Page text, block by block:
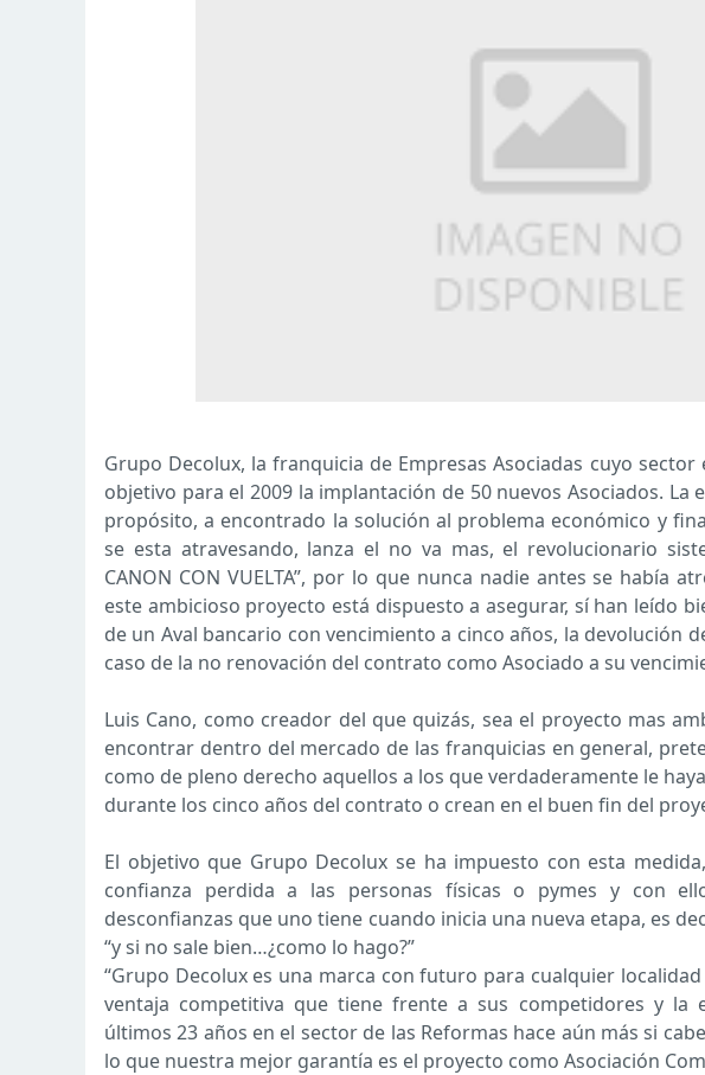
Grupo Decolux, la franquicia de Empresas Asociadas cuyo
objetivo para el 2009 la implantación de 50 nuevos Asociados. La
propósito, a encontrado la solución al problema económico y
se esta atravesando, lanza el no va mas, el revolucionario
CANON CON VUELTA”, por lo que nunca nadie antes se había
este ambicioso proyecto está dispuesto a asegurar, sí han leído
de un Aval bancario con vencimiento a cinco años, la devolución
caso de la no renovación del contrato como Asociado a su
Luis Cano, como creador del que quizás, sea el proyecto mas
encontrar dentro del mercado de las franquicias en general,
como de pleno derecho aquellos a los que verdaderamente le
durante los cinco años del contrato o crean en el buen fin del
El objetivo que Grupo Decolux se ha impuesto con esta
confianza perdida a las personas físicas o pymes y con
desconfianzas que uno tiene cuando inicia una nueva etapa, es
“y si no sale bien…¿como lo hago?”
“Grupo Decolux es una marca con futuro para cualquier
ventaja competitiva que tiene frente a sus competidores y la
últimos 23 años en el sector de las Reformas hace aún más si
lo que nuestra mejor garantía es el proyecto como Asociación